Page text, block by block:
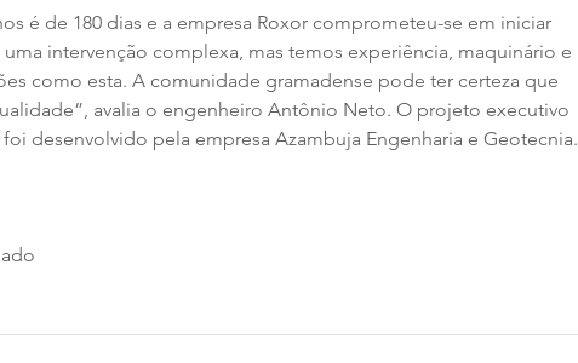
é de 180 dias e a empresa Roxor comprometeu-se em iniciar
uma intervenção complexa, mas temos experiência, maquinário e
como esta. A comunidade gramadense pode ter certeza que
avalia o engenheiro Antônio Neto. O projeto executivo
desenvolvido pela empresa Azambuja Engenharia e Geotecnia.